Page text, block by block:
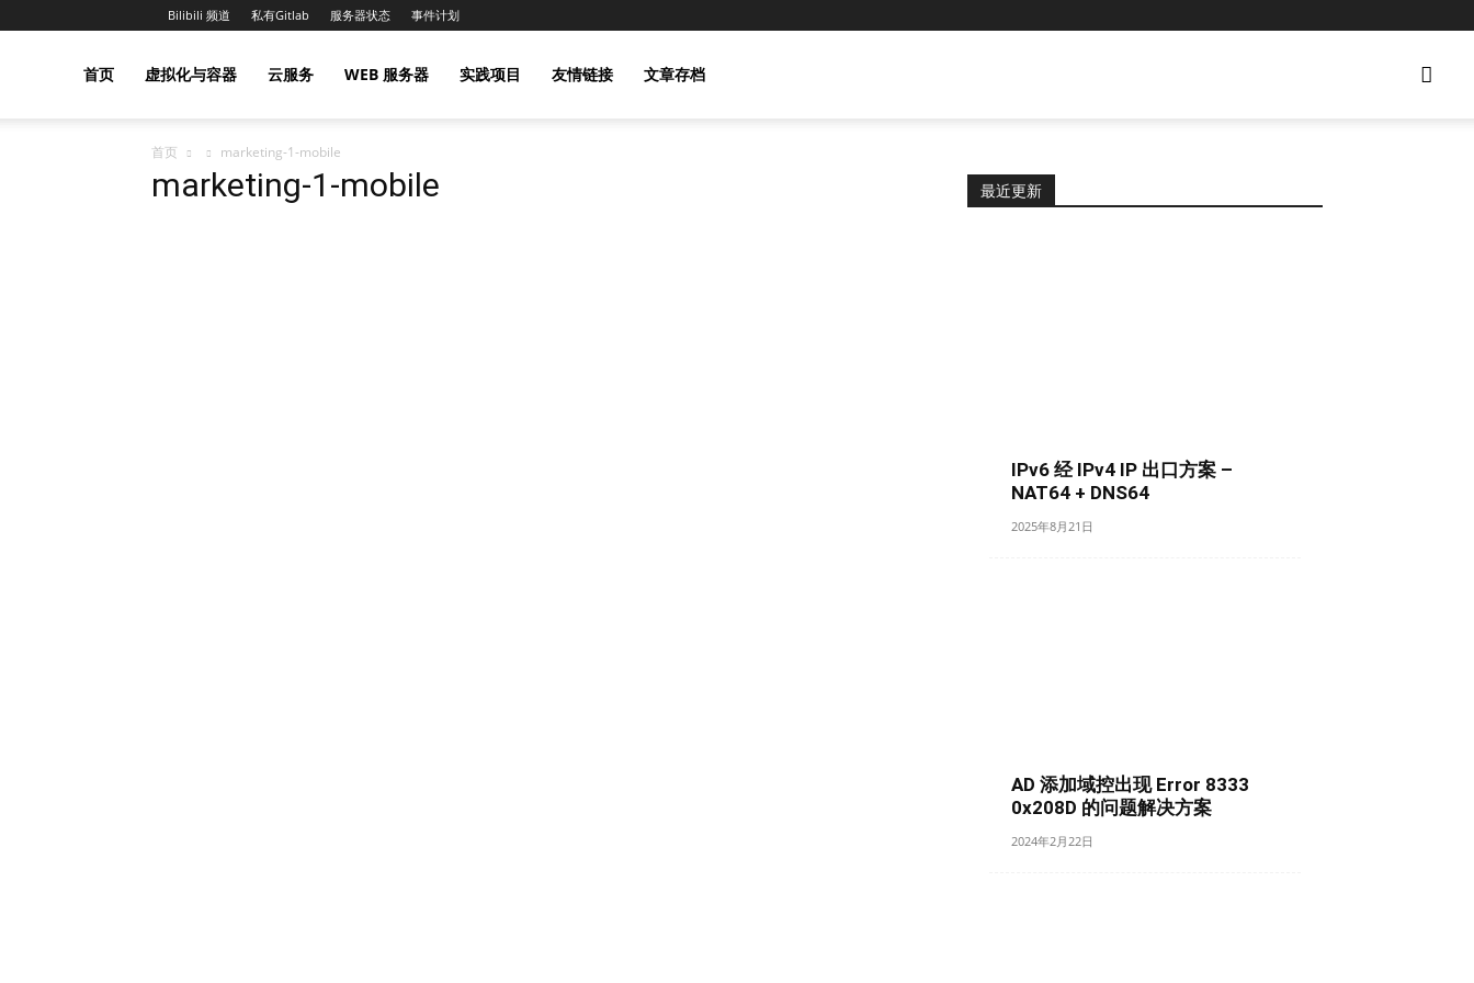
Bilibili 频道 私有Gitlab 服务器状态 事件计划
NGX
Project
首页 虚拟化与容器 云服务 WEB 服务器
首页 marketing-1-mobile
marketing-1-mobile 最近更新
IPv6 经 IPv4 IP 出口方案 –
NAT64 + DNS64
2025年8月21日
AD 添加域控出现 Error 8333
0x208D 的问题解决方案
2024年2月22日